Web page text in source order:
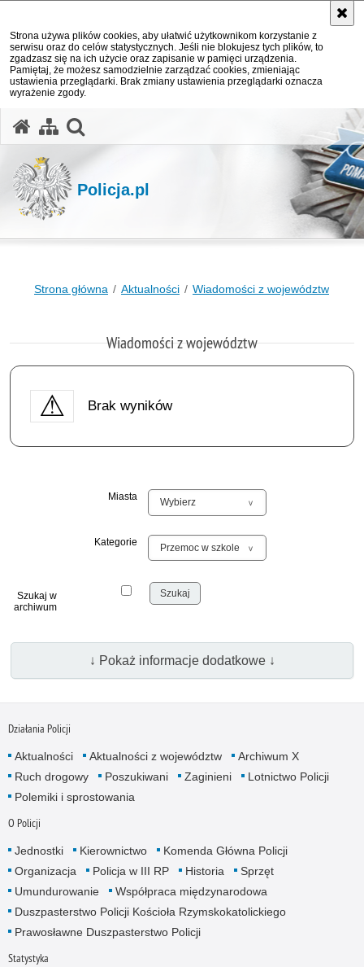
Strona używa plików cookies, aby ułatwić użytkownikom korzystanie z
serwisu oraz do celów statystycznych. Jeśli nie blokujesz tych plików, to
zgadzasz się na ich użycie oraz zapisanie w pamięci urządzenia.
Pamiętaj, że możesz samodzielnie zarządzać cookies, zmieniając
ustawienia przeglądarki. Brak zmiany ustawienia przeglądarki oznacza
wyrażenie zgody.
Policja.pl
Strona główna Aktualności Wiadomości z województw
Wiadomości z województw
Brak wyników
Miasta
Kategorie
Szukaj w
archiwum
↓ Pokaż informacje dodatkowe ↓
Działania Policji
Aktualności Aktualności z województw
Archiwum X
Ruch drogowy
Poszukiwani Zaginieni
Lotnictwo Policji
Polemiki i sprostowania
O Policji
Jednostki Kierownictwo
Komenda Główna Policji
Organizacja
Policja w III RP Historia
Sprzęt
Umundurowanie
Współpraca międzynarodowa
Duszpasterstwo Policji Kościoła Rzymskokatolickiego
Prawosławne Duszpasterstwo Policji
Statystyka